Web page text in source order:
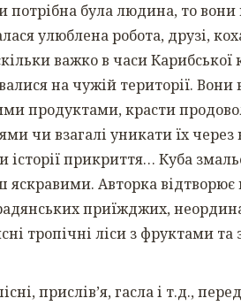
була людина, то вони
улюблена робота, друзі,
важко в часи Карибської
на чужій території.
продуктами, красти
чи взагалі уникати їх
прикриття… Куба
Авторка відтворює
приїжджих,
тропічні ліси з фруктами та
прислів’я, гасла і т.д.,